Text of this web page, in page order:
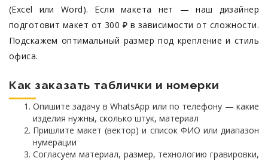
(Excel или Word). Если макета нет — наш дизайнер
подготовит макет от 300 ₽ в зависимости от сложности.
Подскажем оптимальный размер под крепление и стиль
офиса.
Как заказать таблички и номерки
Опишите задачу в WhatsApp или по телефону — какие
изделия нужны, сколько штук, материал
Пришлите макет (вектор) и список ФИО или диапазон
нумерации
Согласуем материал, размер, технологию гравировки,